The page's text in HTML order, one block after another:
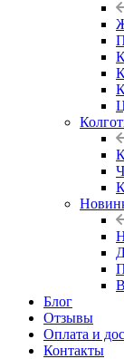
Блог
Отзывы
Оплата и
Контакты